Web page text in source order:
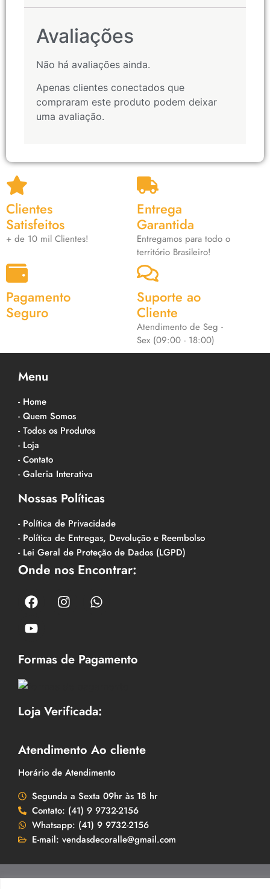
Avaliações
Não há avaliações ainda.
Apenas clientes conectados que
compraram este produto podem deixar
uma avaliação.
Clientes
Satisfeitos
+ de 10 mil Clientes!
Entrega
Garantida
Entregamos para todo o
território Brasileiro!
Pagamento
Seguro
Suporte ao
Cliente
Atendimento de Seg -
Sex (09:00 - 18:00)
Menu
- Home
- Quem Somos
- Todos os Produtos
- Loja
- Contato
- Galeria Interativa
Nossas Políticas
- Política de Privacidade
- Política de Entregas, Devolução e Reembolso
- Lei Geral de Proteção de Dados (LGPD)
Onde nos Encontrar:
Formas de Pagamento
Loja Verificada:
Atendimento Ao cliente
Horário de Atendimento
Segunda a Sexta 09hr às 18 hr
Contato: (41) 9 9732-2156
Whatsapp: (41) 9 9732-2156
E-mail: vendasdecoralle@gmail.com